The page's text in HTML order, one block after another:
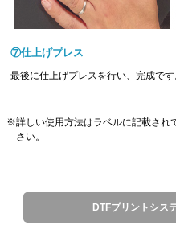
⑦仕上げプレス
最後に仕上げプレスを行い、完成です
詳しい使用方法はラベルに記載され
さい。
DTFプリントシス